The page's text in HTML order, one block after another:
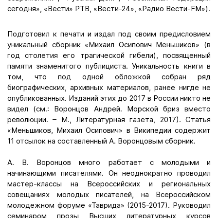
сегодня», «Вести» РТВ, «Вести-24», «Радио Вести-FM»).
Подготовил к печати и издал под своим предисловием
уникальный сборник «Михаил Осипович Меньшиков» (в
год столетия его трагической гибели), посвященный
памяти знаменитого публициста. Уникальность книги в
том, что под одной обложкой собран ряд
биографических, архивных материалов, ранее нигде не
опубликованных. Изданий этих до 2017 в России никто не
видел (см.: Воронцов Андрей. Морской бриз вместо
революции. – М., Литературная газета, 2017). Статья
«Меньшиков, Михаил Осипович» в Википедии содержит
11 отсылок на составленный А. Воронцовым сборник.
А. В. Воронцов много работает с молодыми и
начинающими писателями. Он неоднократно проводил
мастер-классы на Всероссийских и региональных
совещаниях молодых писателей, на Всероссийском
молодежном форуме «Таврида» (2015-2017). Руководил
семинаром прозы Высших литературных курсов